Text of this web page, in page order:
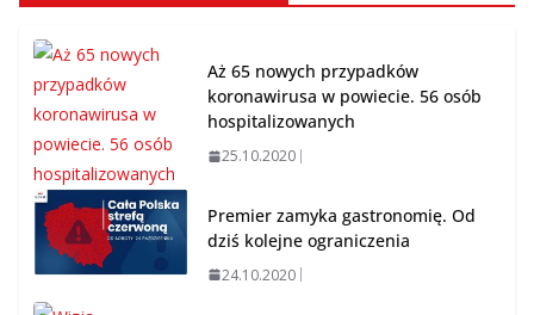
Aż 65 nowych przypadków
koronawirusa w powiecie. 56 osób
hospitalizowanych
25.10.2020
Premier zamyka gastronomię. Od
dziś kolejne ograniczenia
24.10.2020